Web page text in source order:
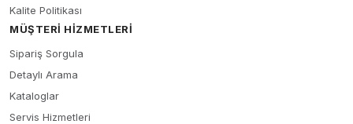
Kalite Politikası
MÜŞTERI HIZMETLERI
Sipariş Sorgula
Detaylı Arama
Kataloglar
Servis Hizmetleri